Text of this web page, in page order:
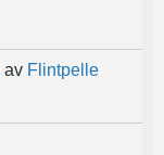
av Flintpelle